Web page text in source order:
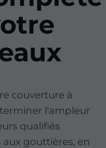
couverture à
l'ampleur
qualifiés
gouttières, en